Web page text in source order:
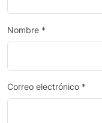
Nombre *
Correo electrónico *